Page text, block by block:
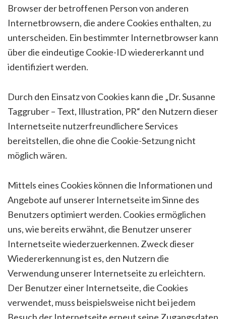
Browser der betroffenen Person von anderen
Internetbrowsern, die andere Cookies enthalten, zu
unterscheiden. Ein bestimmter Internetbrowser kann
über die eindeutige Cookie-ID wiedererkannt und
identifiziert werden.
Durch den Einsatz von Cookies kann die „Dr. Susanne
Taggruber – Text, Illustration, PR“ den Nutzern dieser
Internetseite nutzerfreundlichere Services
bereitstellen, die ohne die Cookie-Setzung nicht
möglich wären.
Mittels eines Cookies können die Informationen und
Angebote auf unserer Internetseite im Sinne des
Benutzers optimiert werden. Cookies ermöglichen
uns, wie bereits erwähnt, die Benutzer unserer
Internetseite wiederzuerkennen. Zweck dieser
Wiedererkennung ist es, den Nutzern die
Verwendung unserer Internetseite zu erleichtern.
Der Benutzer einer Internetseite, die Cookies
verwendet, muss beispielsweise nicht bei jedem